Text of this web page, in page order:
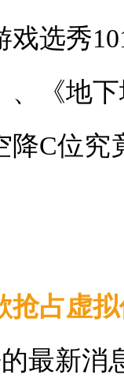
戏选秀
、《地
降C位
抢占虚
新消